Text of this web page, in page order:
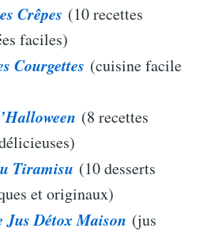
Crêpes (10 recettes
faciles)
Courgettes (cuisine facile
(8 recettes
Tiramisu (10 desserts
et originaux)
Jus Détox Maison (jus